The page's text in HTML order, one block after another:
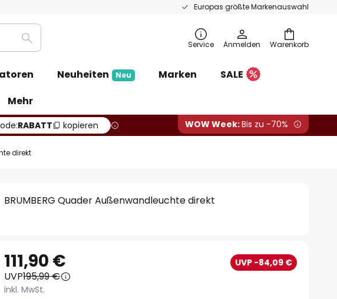
Europas größte Markenauswahl
Warenkorb
Suche Service Anmelden
Neuheiten Neu Marken
SALE
Mehr
RABATT kopieren WOW Week:Bis zu -70%
direkt
BRUMBERG Quader Außenwandleuchte direkt
111,90 € UVP -84,09 €
UVP195,99 €
inkl. MwSt.